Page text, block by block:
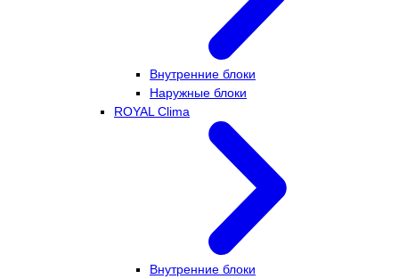
Внутренние блоки
Наружные блоки
ROYAL Clima
Внутренние блоки